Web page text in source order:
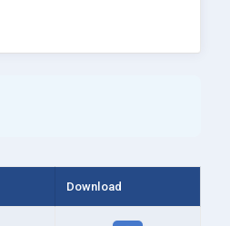
Download